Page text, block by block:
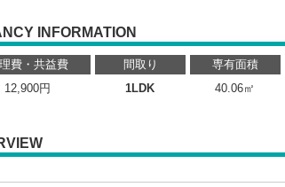
INFORMATION
費・共益費 間取り 専有面積
12,900円 1LDK 40.06㎡